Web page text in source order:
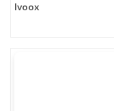
Ivoox